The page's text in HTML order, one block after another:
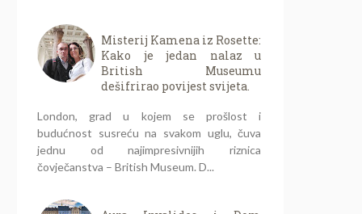
Misterij Kamena iz Rosette:
Kako je jedan nalaz u
British Museumu
dešifrirao povijest svijeta.
London, grad u kojem se prošlost i
budućnost susreću na svakom uglu, čuva
jednu od najimpresivnijih riznica
čovječanstva – British Museum. D...